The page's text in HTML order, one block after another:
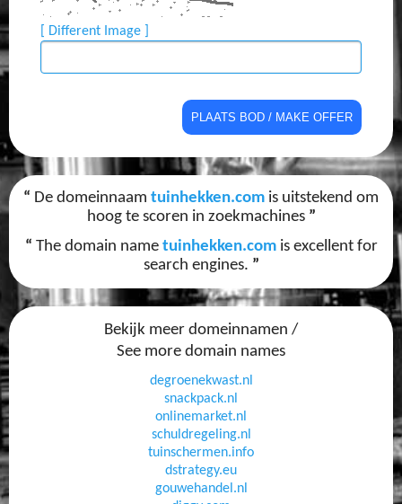
[ Different Image ]
“ De domeinnaam tuinhekken.com is uitstekend om
hoog te scoren in zoekmachines ”
“ The domain name tuinhekken.comis excellent for
search engines. ”
Bekijk meer domeinnamen /
See more domain names
degroenekwast.nl
snackpack.nl
onlinemarket.nl
schuldregeling.nl
tuinschermen.info
dstrategy.eu
gouwehandel.nl